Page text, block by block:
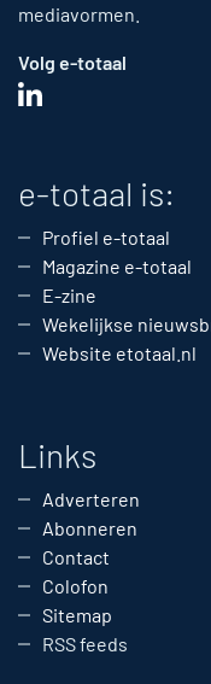
mediavormen.
Volg e-totaal
e-totaal is:
Profiel e-totaal
Magazine e-totaal
E-zine
Wekelijkse
Website etotaal.nl
Links
Adverteren
Abonneren
Contact
Colofon
Sitemap
RSS feeds